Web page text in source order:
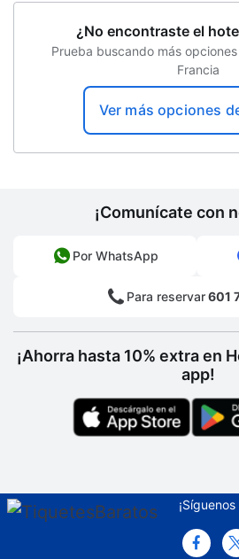
Hotel libre de humo
Edad mínima de check-in
¿No encontraste el
Prueba buscando más
Francia
Ver más opciones
¡Comunícate con
Por WhatsApp
Para reservar601
¡Ahorra hasta 10% extra en
app!